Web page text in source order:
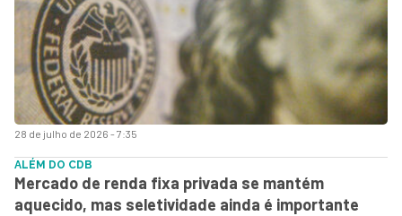
28 de julho de 2026 - 7:35
ALÉM DO CDB
Mercado de renda fixa privada se mantém
aquecido, mas seletividade ainda é importante